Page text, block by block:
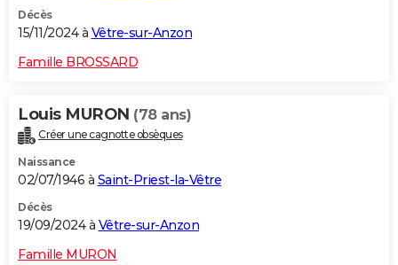
Décès
15/11/2024 à Vêtre-sur-Anzon
Famille BROSSARD
Louis MURON (78 ans)
Créer une cagnotte obsèques
Naissance
02/07/1946 à Saint-Priest-la-Vêtre
Décès
19/09/2024 à Vêtre-sur-Anzon
Famille MURON